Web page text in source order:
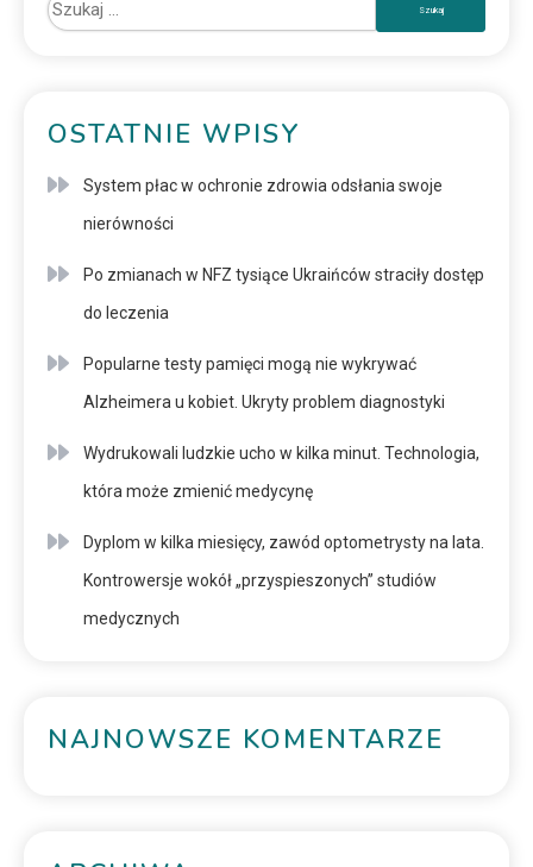
OSTATNIE WPISY
System płac w ochronie zdrowia odsłania swoje
nierówności
Po zmianach w NFZ tysiące Ukraińców straciły dostęp
do leczenia
Popularne testy pamięci mogą nie wykrywać
Alzheimera u kobiet. Ukryty problem diagnostyki
Wydrukowali ludzkie ucho w kilka minut. Technologia,
która może zmienić medycynę
Dyplom w kilka miesięcy, zawód optometrysty na lata.
Kontrowersje wokół „przyspieszonych” studiów
medycznych
NAJNOWSZE KOMENTARZE